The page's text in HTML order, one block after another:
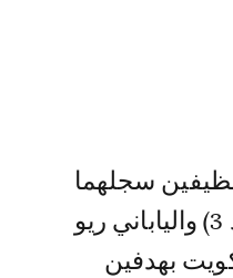
البرتغالي تياغو ألفيش (د 3) والياباني ريو
الكويت بهدفين